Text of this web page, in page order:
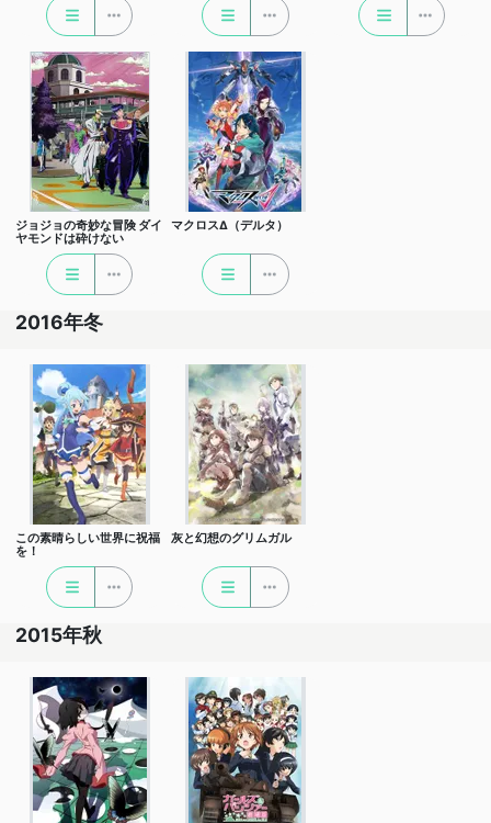
ジョジョの奇妙な冒険 ダイ
ヤモンドは砕けない
マクロスΔ（デルタ）
2016年冬
この素晴らしい世界に祝福
を！
灰と幻想のグリムガル
2015年秋